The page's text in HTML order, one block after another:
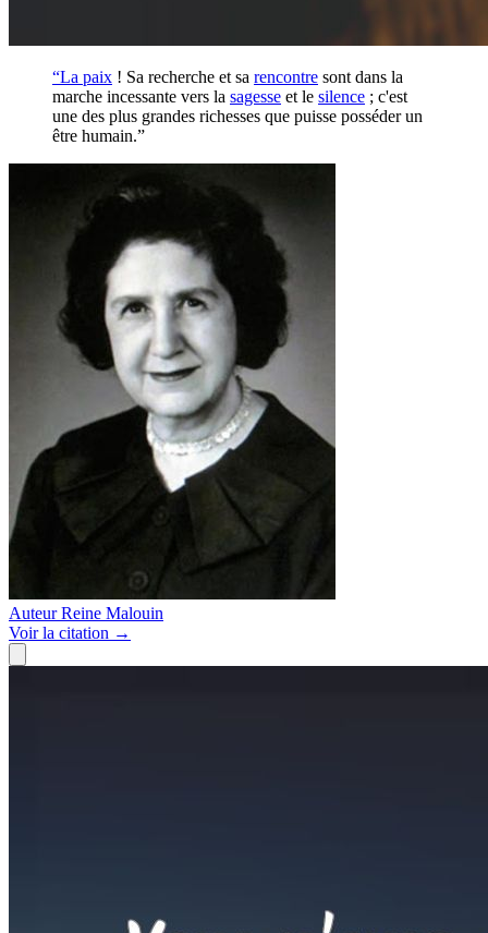
“La paix ! Sa recherche et sa rencontre sont dans la
marche incessante vers la sagesse et le silence ; c'est
une des plus grandes richesses que puisse posséder un
être humain.”
Auteur Reine Malouin
Voirla citation →